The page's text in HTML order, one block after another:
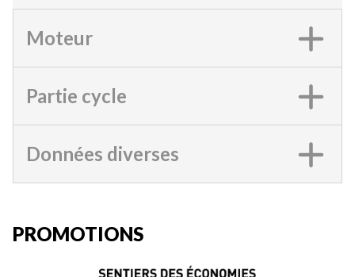
Moteur
Partie cycle
Données diverses
PROMOTIONS